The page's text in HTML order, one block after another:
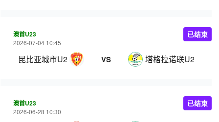
澳首U23
2026-07-04 10:45
昆比亚城市U23 VS 塔格拉诺联U23
已结束
澳首U23
2026-06-28 10:30
已结束